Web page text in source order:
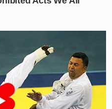
agora se o alimento
a algum cliente
do restaurante não
ou punições
segue sob análise rigorosa.
entre a comunidade local